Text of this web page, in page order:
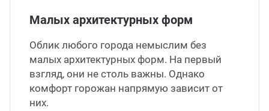
Малых архитектурных форм
Облик любого города немыслим без
малых архитектурных форм. На первый
взгляд, они не столь важны. Однако
комфорт горожан напрямую зависит от
них.